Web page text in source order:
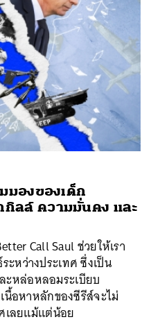
มองของเด็ก
ลล์ ความมั่นคง และ
Call Saul ช่วยให้เรา
หว่างประเทศ ซึ่งเป็น
หล่อหลอมระเบียบ
นื้อหาหลักของซีรีส์จะไม่
เลยแม้แต่น้อย